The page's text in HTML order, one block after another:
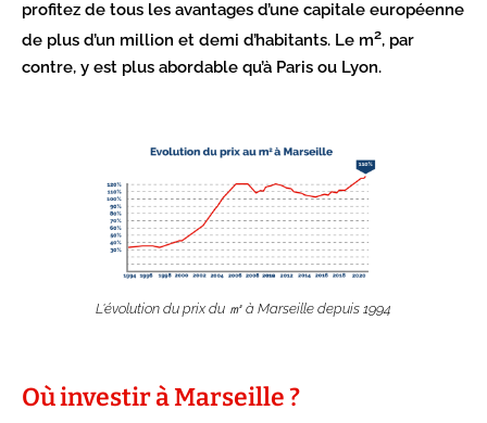
profitez de tous les avantages d’une capitale européenne
de plus d’un million et demi d’habitants. Le m2, par
contre, y est plus abordable qu’à Paris ou Lyon.
L'évolution du prix du ㎡ à Marseille depuis 1994
Où investir à Marseille ?